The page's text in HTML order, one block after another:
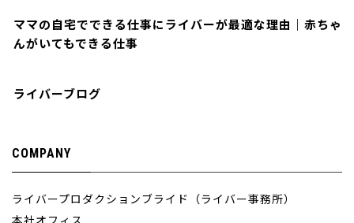
ママの自宅でできる仕事にライバーが最適な理由｜赤ちゃ
んがいてもできる仕事
ライバーブログ
COMPANY
ライバープロダクションブライド（ライバー事務所）
本社オフィス